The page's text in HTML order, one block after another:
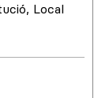
Local